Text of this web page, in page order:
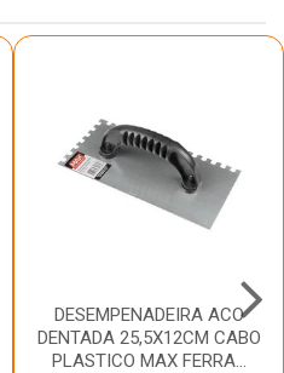
DESEMPENADEIRA ACO
DENTADA 25,5X12CM CABO
PLASTICO MAX FERRA...